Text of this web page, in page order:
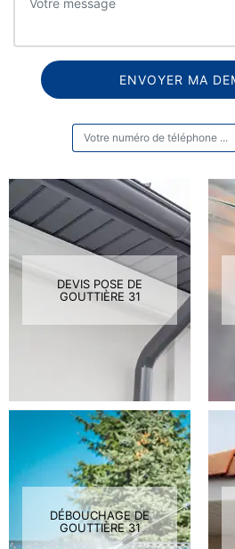
DEVIS POSE DE
GOUTTIÈRE 31
DÉBOUCHAGE DE
GOUTTIÈRE 31